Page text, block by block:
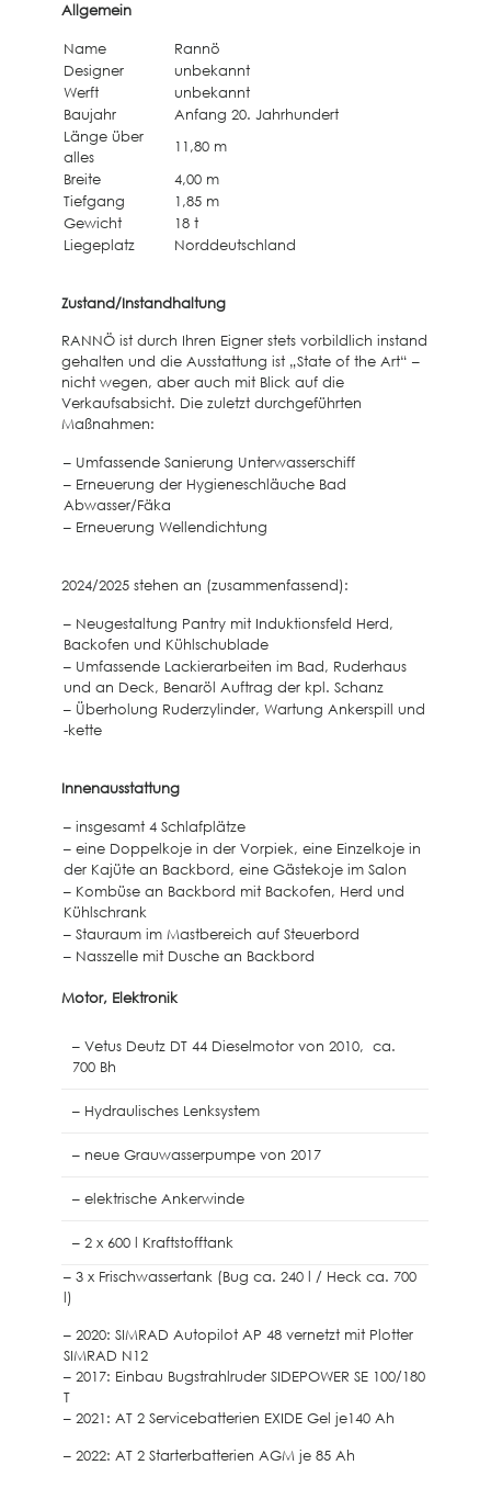
Allgemein
Name
Rannö
Designer
unbekannt
Werft
unbekannt
Baujahr
Anfang 20. Jahrhundert
Länge über
alles
11,80 m
Breite
4,00 m
Tiefgang
1,85 m
Gewicht
18 t
Liegeplatz
Norddeutschland
Zustand/Instandhaltung
RANNÖ ist durch Ihren Eigner stets vorbildlich instand
gehalten und die Ausstattung ist „State of the Art“ –
nicht wegen, aber auch mit Blick auf die
Verkaufsabsicht. Die zuletzt durchgeführten
Maßnahmen:
– Umfassende Sanierung Unterwasserschiff
– Erneuerung der Hygieneschläuche Bad
Abwasser/Fäka
– Erneuerung Wellendichtung
2024/2025 stehen an (zusammenfassend):
– Neugestaltung Pantry mit Induktionsfeld Herd,
Backofen und Kühlschublade
– Umfassende Lackierarbeiten im Bad, Ruderhaus
und an Deck, Benaröl Auftrag der kpl. Schanz
– Überholung Ruderzylinder, Wartung Ankerspill und
-kette
Innenausstattung
– insgesamt 4 Schlafplätze
– eine Doppelkoje in der Vorpiek, eine Einzelkoje in
der Kajüte an Backbord, eine Gästekoje im Salon
– Kombüse an Backbord mit Backofen, Herd und
Kühlschrank
– Stauraum im Mastbereich auf Steuerbord
– Nasszelle mit Dusche an Backbord
Motor, Elektronik
– Vetus Deutz DT 44 Dieselmotor von 2010, ca.
700 Bh
– Hydraulisches Lenksystem
– neue Grauwasserpumpe von 2017
– elektrische Ankerwinde
– 2 x 600 l Kraftstofftank
– 3 x Frischwassertank (Bug ca. 240 l / Heck ca. 700
l)
– 2020: SIMRAD Autopilot AP 48 vernetzt mit Plotter
SIMRAD N12
– 2017: Einbau Bugstrahlruder SIDEPOWER SE 100/180
T
– 2021: AT 2 Servicebatterien EXIDE Gel je140 Ah
– 2022: AT 2 Starterbatterien AGM je 85 Ah